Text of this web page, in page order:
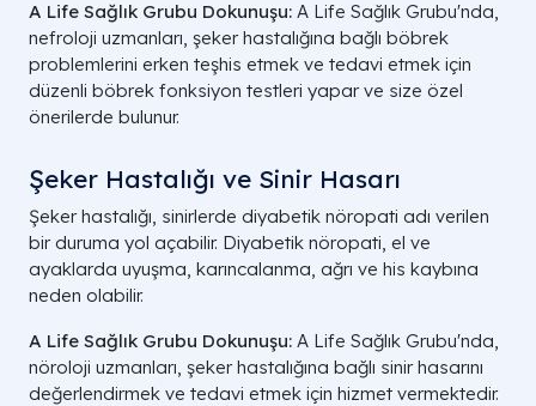
A Life Sağlık Grubu Dokunuşu: A Life Sağlık Grubu'nda,
nefroloji uzmanları, şeker hastalığına bağlı böbrek
problemlerini erken teşhis etmek ve tedavi etmek için
düzenli böbrek fonksiyon testleri yapar ve size özel
önerilerde bulunur.
Şeker Hastalığı ve Sinir Hasarı
Şeker hastalığı, sinirlerde diyabetik nöropati adı verilen
bir duruma yol açabilir. Diyabetik nöropati, el ve
ayaklarda uyuşma, karıncalanma, ağrı ve his kaybına
neden olabilir.
A Life Sağlık Grubu Dokunuşu: A Life Sağlık Grubu'nda,
nöroloji uzmanları, şeker hastalığına bağlı sinir hasarını
değerlendirmek ve tedavi etmek için hizmet vermektedir.